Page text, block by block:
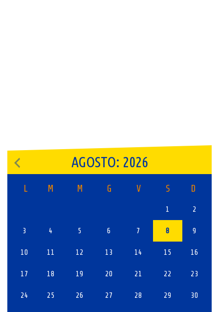
AGOSTO: 2026
L M M G V S D
1 2
3 4 5 6 7 8 9
10 11 12 13 14 15 16
17 18 19 20 21 22 23
24 25 26 27 28 29 30